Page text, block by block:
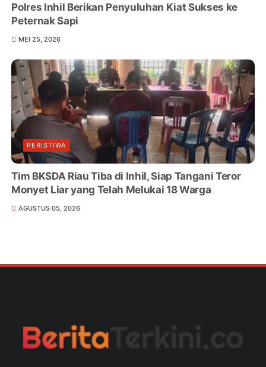
Polres Inhil Berikan Penyuluhan Kiat Sukses ke
Peternak Sapi
MEI 25, 2026
PERISTIWA
Tim BKSDA Riau Tiba di Inhil, Siap Tangani Teror
Monyet Liar yang Telah Melukai 18 Warga
AGUSTUS 05, 2026